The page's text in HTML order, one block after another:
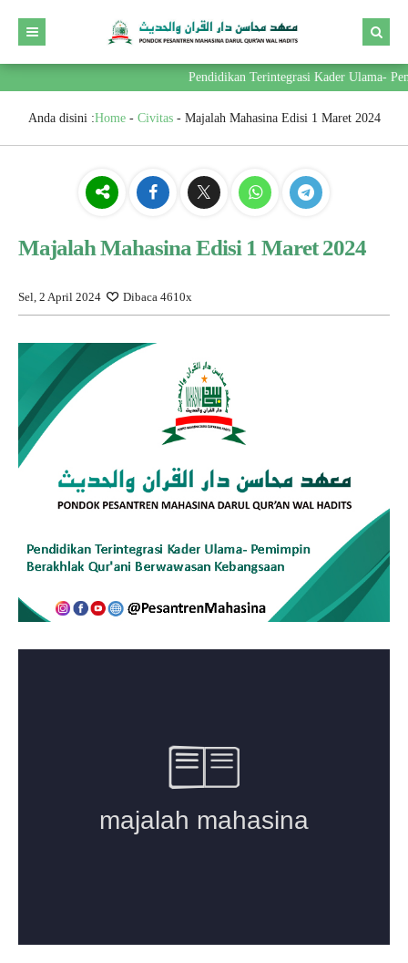
Pendidikan Terintegrasi Kader Ulama-
Anda disini :Home- Civitas- Majalah Mahasina Edisi 1 Maret 2024
Majalah Mahasina Edisi 1 Maret 2024
Sel, 2 April 2024 Dibaca 4610x